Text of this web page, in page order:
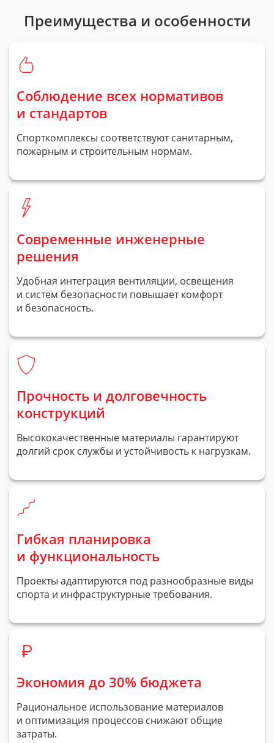
Преимущества и особенности
Соблюдение всех нормативов
и стандартов
Спорткомплексы соответствуют санитарным,
пожарным и строительным нормам.
Современные инженерные
решения
Удобная интеграция вентиляции, освещения
и систем безопасности повышает комфорт
и безопасность.
Прочность и долговечность
конструкций
Высококачественные материалы гарантируют
долгий срок службы и устойчивость к нагрузкам.
Гибкая планировка
и функциональность
Проекты адаптируются под разнообразные виды
спорта и инфраструктурные требования.
Экономия до 30% бюджета
Рациональное использование материалов
и оптимизация процессов снижают общие
затраты.